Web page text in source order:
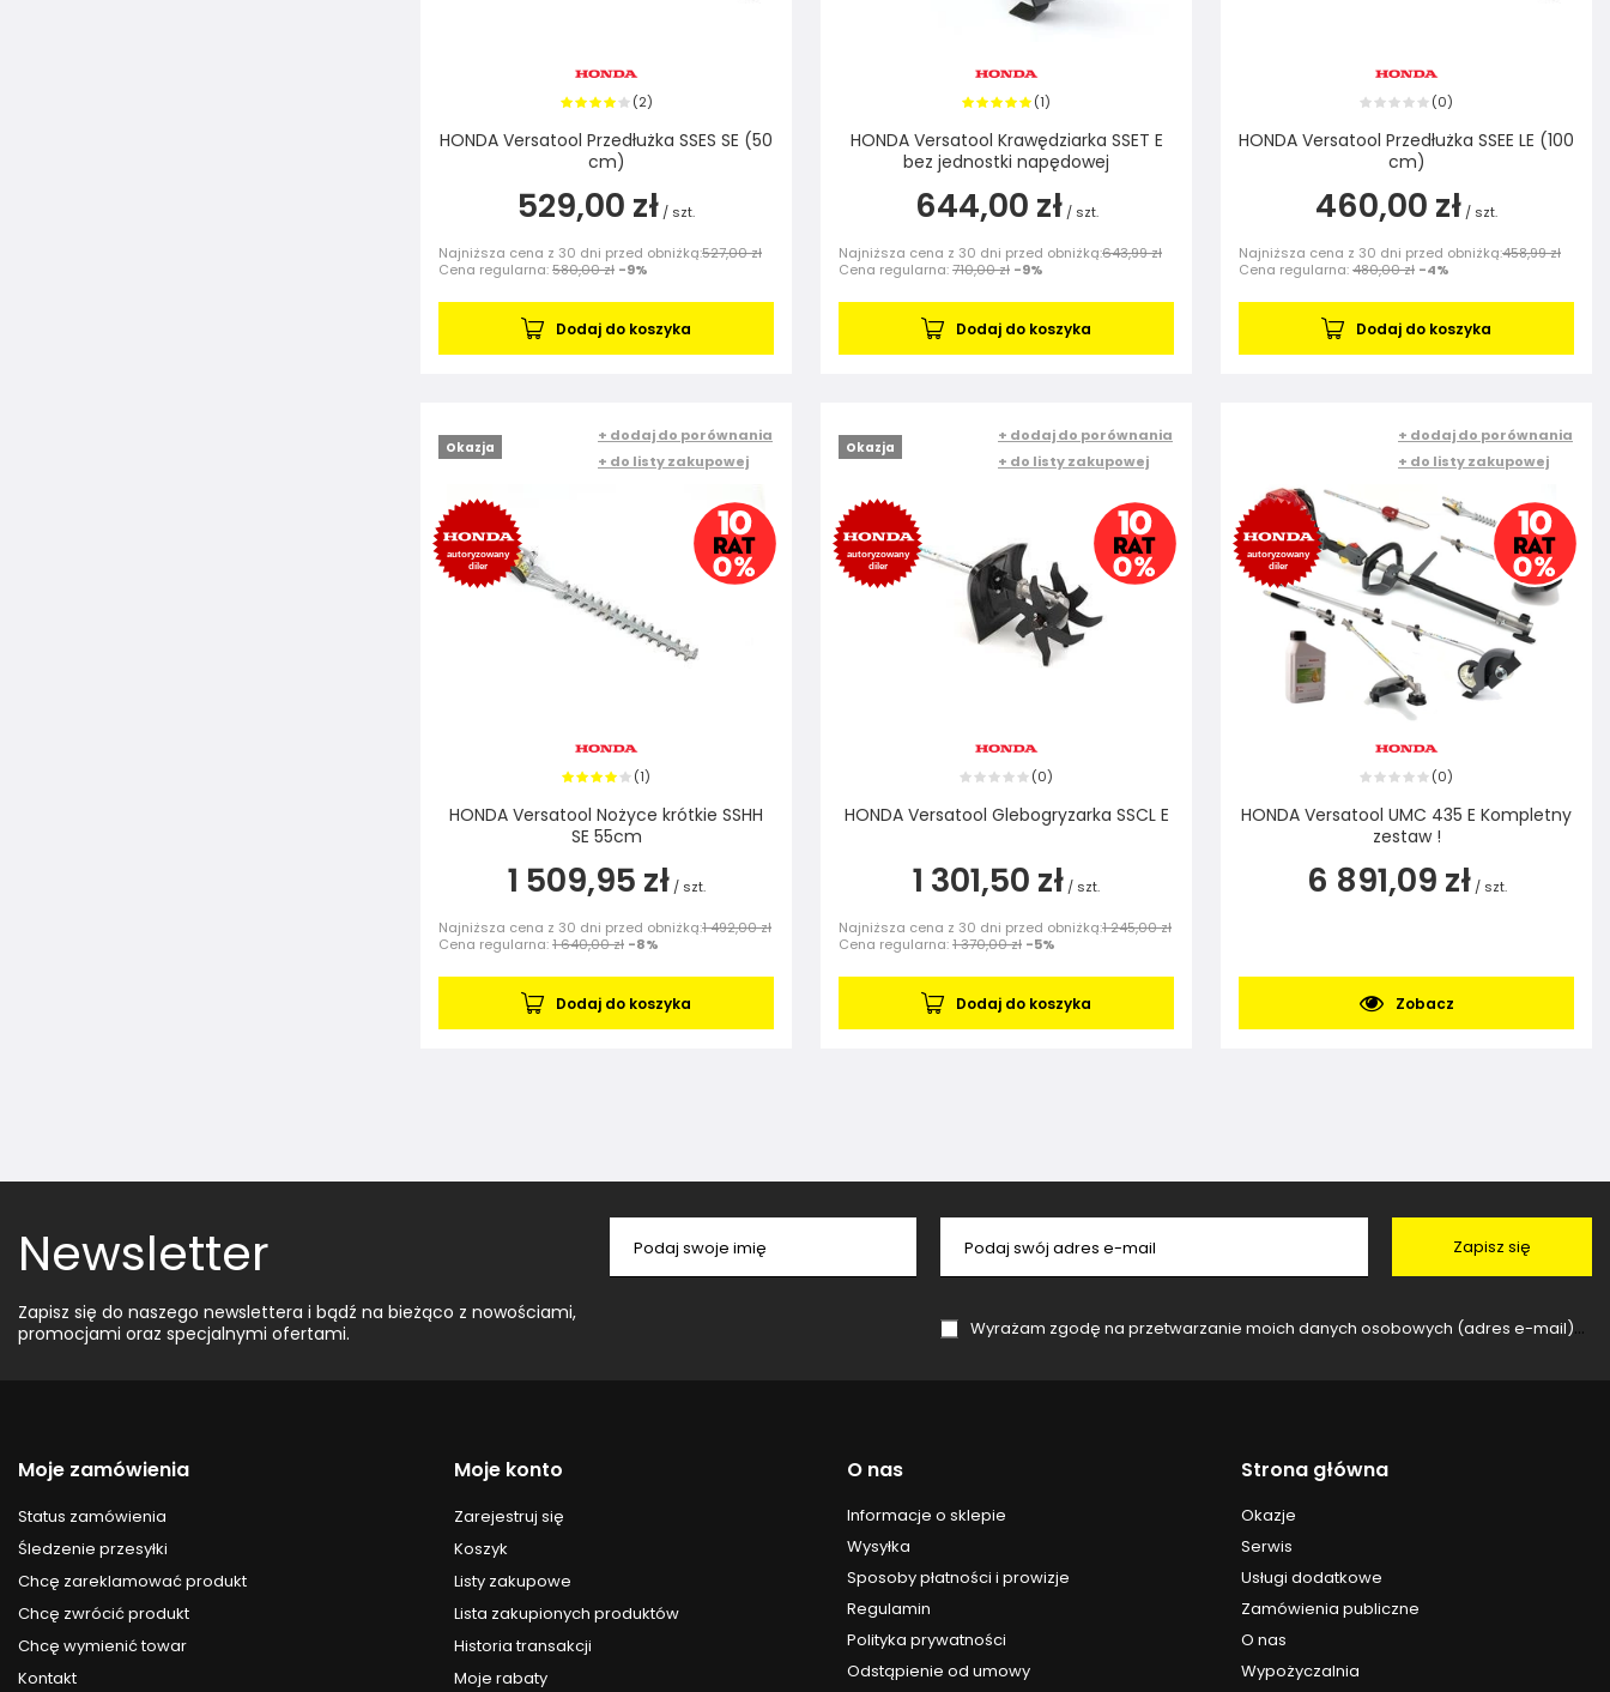
(2)
HONDA Versatool Przedłużka SSES SE (50
cm)
529,00 zł / szt.
Najniższa cena z 30 dni przed obniżką:527,00 zł
Cena regularna:580,00 zł -9%
Dodaj do koszyka
(1)
HONDA Versatool Krawędziarka SSET E
bez jednostki napędowej
644,00 zł / szt.
Najniższa cena z 30 dni przed obniżką:643,99 zł
Cena regularna:710,00 zł -9%
Dodaj do koszyka
(0)
HONDA Versatool Przedłużka SSEE LE (100
cm)
460,00 zł / szt.
Najniższa cena z 30 dni przed obniżką:458,99 zł
Cena regularna:480,00 zł -4%
Dodaj do koszyka
Okazja
+ dodaj do porównania
+ do listy zakupowej
(1)
HONDA Versatool Nożyce krótkie SSHH
SE 55cm
1 509,95 zł / szt.
Najniższa cena z 30 dni przed obniżką:1 492,00 zł
Cena regularna:1 640,00 zł -8%
Dodaj do koszyka
Okazja
+ dodaj do porównania
+ do listy zakupowej
(0)
HONDA Versatool Glebogryzarka SSCL E
1 301,50 zł / szt.
Najniższa cena z 30 dni przed obniżką:1 245,00 zł
Cena regularna:1 370,00 zł -5%
Dodaj do koszyka
+ dodaj do porównania
+ do listy zakupowej
(0)
HONDA Versatool UMC 435 E Kompletny
zestaw !
6 891,09 zł / szt.
Zobacz
Newsletter
Zapisz się do naszego newslettera i bądź na bieżąco z nowościami,
promocjami oraz specjalnymi ofertami.
Podaj swoje imię Podaj swój adres e-mail
Wyrażam zgodę na przetwarzanie moich danych osobowych (adres e-mail) na potrzeby wysyłki newslettera z informacją handlową (marketing). Więcej w
Zapisz się
Moje zamówienia
Status zamówienia
Śledzenie przesyłki
Chcę zareklamować produkt
Chcę zwrócić produkt
Chcę wymienić towar
Kontakt
Moje konto
Zarejestruj się
Koszyk
Listy zakupowe
Lista zakupionych produktów
Historia transakcji
Moje rabaty
O nas
Informacje o sklepie
Wysyłka
Sposoby płatności i prowizje
Regulamin
Polityka prywatności
Odstąpienie od umowy
Strona główna
Okazje
Serwis
Usługi dodatkowe
Zamówienia publiczne
O nas
Wypożyczalnia